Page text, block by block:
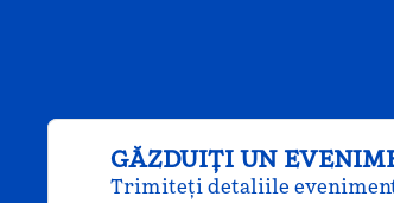
GĂZDUIȚI UN
Trimiteți detaliile